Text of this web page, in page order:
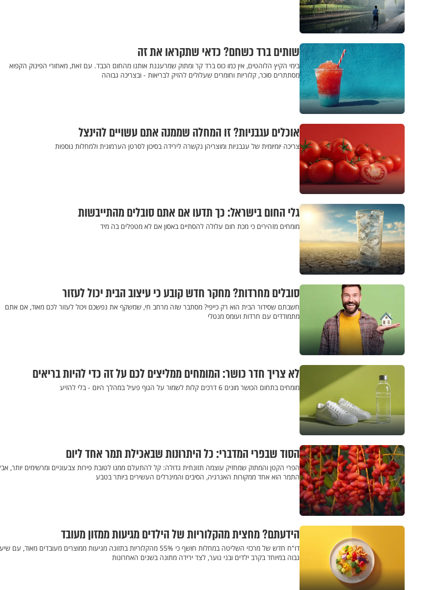
שותים ברד כשחם? כדאי שתקראו את זה
בימי הקיץ הלוהטים, אין כמו כוס ברד קר ומתוק שמרעננת אותנו מהחום הכבד. עם זאת, מאחורי הפינוק הקפוא
מסתתרים סוכר, קלוריות וחומרים שעלולים להזיק לבריאות - ובצריכה גבוהה
אוכלים עגבניות? זו המחלה שממנה אתם עשויים להינצל
צריכה יומיומית של עגבניות ומוצריהן נקשרה לירידה בסיכון לסרטן הערמונית ולמחלות נוספות
גלי החום בישראל: כך תדעו אם אתם סובלים מהתייבשות
מומחים מזהירים כי מכת חום עלולה להסתיים באסון אם לא מטפלים בה מיד
סובלים מחרדות? מחקר חדש קובע כי עיצוב הבית יכול לעזור
חשבתם שסידור הבית הוא רק כייפי? מסתבר שזה מרחב חי, שמשקף את נפשכם ויכול לעזור לכם מאוד, אם אתם
מתמודדים עם חרדות ועומס מנטלי
לא צריך חדר כושר: המומחים ממליצים לכם על זה כדי להיות בריאים
מומחים בתחום הכושר מונים 6 דרכים קלות לשמור על הגוף פעיל במהלך היום - בלי להזיע
הסוד שבפרי המדברי: כל היתרונות שבאכילת תמר אחד ליום
הפרי הקטן והמתוק שמחזיק עוצמה תזונתית גדולה: קל להתעלם ממנו לטובת פירות צבעוניים ומרשימים יותר,
התמר הוא אחד ממקורות האנרגיה, הסיבים והמינרלים העשירים ביותר בטבע
הידעתם? מחצית מהקלוריות של הילדים מגיעות ממזון מעובד
דו"ח חדש של מרכזי השליטה במחלות חושף כי 55% מהקלוריות בתזונה מגיעות ממוצרים מעובדים מאוד, עם
גבוה במיוחד בקרב ילדים ובני נוער, לצד ירידה מתונה בשנים האחרונות